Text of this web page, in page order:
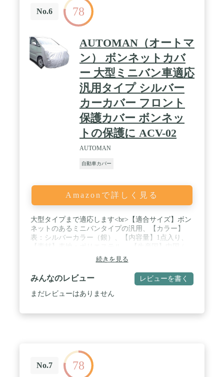
No.6 78
AUTOMAN（オートマ
ン） ボンネットカバ
ー 大型ミニバン車適応
汎用タイプ シルバー
カーカバー フロント
保護カバー ボンネッ
トの保護に ACV-02
AUTOMAN
自動車カバー
Amazonで詳しく見る
大型タイプまで適応します<br>【適合サイズ】ボン
ネットのあるミニバンタイプの汎用、【カラー】
表：シルバーカラー（銀）、【内容量】1点入り、
【適合車種（一例） 】・トヨタ：ヴェルファイア、
アルファード、エスクァイア、ノア、ヴォクシー
<br> ・日産：エルグランド、セレナ、プレーリー
<br> ・ホンダ：オデッセイ、ステップワゴン、フリ
ード、CRV<br> ・マツダ：MPV、CX-7、ビアン
をカバーします。駐車スペースのガレージや屋根の
長さが足りずボンネット部分がはみ出してしまう場
合や、縦に2台駐車することによりボンネット部分
続きを見る
みんなのレビュー レビューを書く
まだレビューはありません
No.7 78